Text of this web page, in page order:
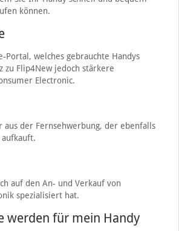
können.
Portal, welches gebrauchte Handys
zu Flip4New jedoch stärkere
Electronic.
aus der Fernsehwerbung, der ebenfalls
aufkauft.
auf den An- und Verkauf von
spezialisiert hat.
werden für mein Handy